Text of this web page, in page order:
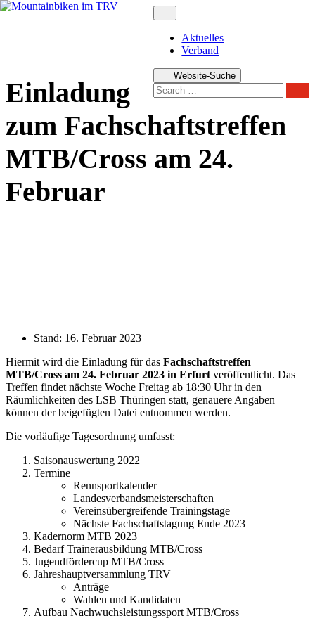
Zum
Aktuelles
Verband
Website-Suche
Einladung
zum Fachschaftstreffen
MTB/Cross am 24.
Februar
Stand: 16. Februar 2023
Hiermit wird die Einladung für das Fachschaftstreffen
MTB/Cross am 24. Februar 2023 in Erfurt veröffentlicht. Das
Treffen findet nächste Woche Freitag ab 18:30 Uhr in den
Räumlichkeiten des LSB Thüringen statt, genauere Angaben
können der beigefügten Datei entnommen werden.
Die vorläufige Tagesordnung umfasst:
Saisonauswertung 2022
Termine
Rennsportkalender
Landesverbandsmeisterschaften
Vereinsübergreifende Trainingstage
Nächste Fachschaftstagung Ende 2023
Kadernorm MTB 2023
Bedarf Trainerausbildung MTB/Cross
Jugendfördercup MTB/Cross
Jahreshauptversammlung TRV
Anträge
Wahlen und Kandidaten
Aufbau Nachwuchsleistungssport MTB/Cross